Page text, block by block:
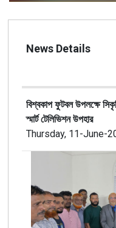
News Details
বিশ্বকাপ ফুটবল উপলক্ষে
স্মার্ট টেলিভিশন উপহার
Thursday, 11-June-